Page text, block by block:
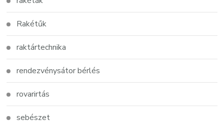
Rakétűk
raktártechnika
rendezvénysátor bérlés
rovarirtás
sebészet